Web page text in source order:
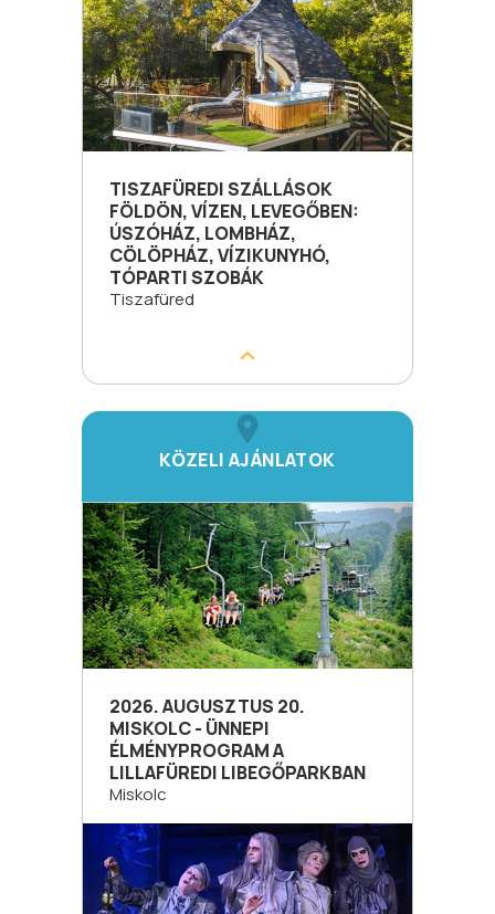
TISZAFÜREDI SZÁLLÁSOK
FÖLDÖN, VÍZEN, LEVEGŐBEN:
ÚSZÓHÁZ, LOMBHÁZ,
CÖLÖPHÁZ, VÍZIKUNYHÓ,
TÓPARTI SZOBÁK
Tiszafüred
KÖZELI AJÁNLATOK
2026. AUGUSZTUS 20.
MISKOLC - ÜNNEPI
ÉLMÉNYPROGRAM A
LILLAFÜREDI LIBEGŐPARKBAN
Miskolc